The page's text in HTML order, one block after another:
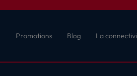
Promotions Blog La